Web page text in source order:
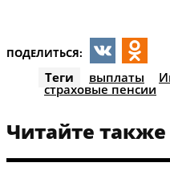
ПОДЕЛИТЬСЯ:
VK
Теги выплаты
страховые пенсии
Читайте также